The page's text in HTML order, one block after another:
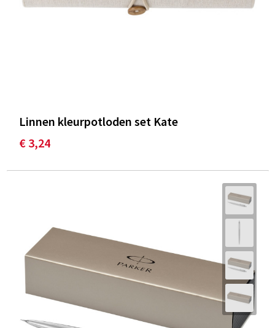
Linnen kleurpotloden set Kate
€ 3,24